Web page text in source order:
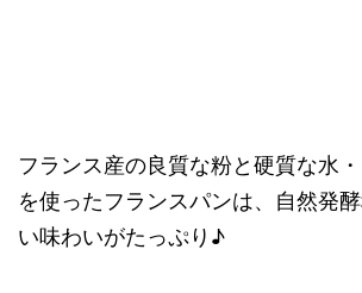
フランス産の良質な粉と硬質な水
を使ったフランスパンは、自然発
い味わいがたっぷり♪